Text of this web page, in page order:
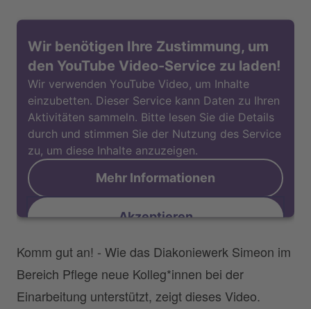
Wir benötigen Ihre Zustimmung, um
den YouTube Video-Service zu laden!
Wir verwenden YouTube Video, um Inhalte
einzubetten. Dieser Service kann Daten zu Ihren
Aktivitäten sammeln. Bitte lesen Sie die Details
durch und stimmen Sie der Nutzung des Service
zu, um diese Inhalte anzuzeigen.
Mehr Informationen
Akzeptieren
Komm gut an! - Wie das Diakoniewerk Simeon im
Bereich Pflege neue Kolleg*innen bei der
Einarbeitung unterstützt, zeigt dieses Video.